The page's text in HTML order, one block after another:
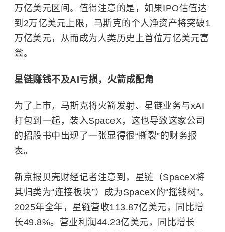
万亿美元区间。值得注意的是，如果IPO估值达
到2万亿美元上限，马斯克的个人净资产将突破1
万亿美元，从而成为人类历史上首位万亿美元富
翁。
星链赚钱不及AI亏损，火箭成配角
为了上市，马斯克将火箭发射、 星链业务与xAI
打包到一起，装入SpaceX，这也导致这家公司
的招股书中出现了一张显得很“撕裂”的财务报
表。
新京报贝壳财经记者注意到，星链（SpaceX将
其归类为“连接板块”）成为SpaceX的“摇钱树”。
2025年全年，星链营收113.87亿美元，同比增
长49.8%。营业利润44.23亿美元，同比增长